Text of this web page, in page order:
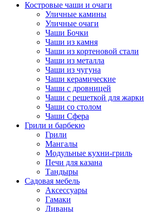
Костровые чаши и очаги
Уличные камины
Уличные очаги
Чаши Бочки
Чаши из камня
Чаши из кортеновой стали
Чаши из металла
Чаши из чугуна
Чаши керамические
Чаши с дровницей
Чаши с решеткой для жарки
Чаши со столом
Чаши Сфера
Грили и барбекю
Грили
Мангалы
Модульные кухни-гриль
Печи для казана
Тандыры
Садовая мебель
Аксессуары
Гамаки
Диваны